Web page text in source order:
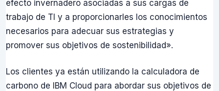
efecto invernadero asociadas a sus cargas de
trabajo de TI y a proporcionarles los conocimientos
necesarios para adecuar sus estrategias y
promover sus objetivos de sostenibilidad».
Los clientes ya están utilizando la calculadora de
carbono de IBM Cloud para abordar sus objetivos de